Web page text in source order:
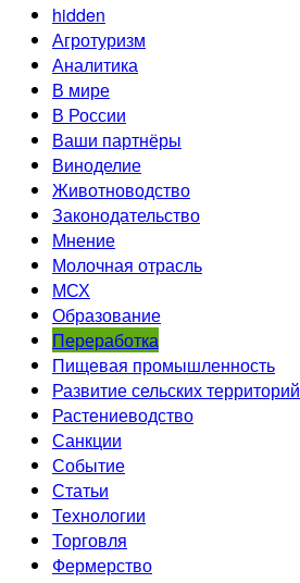
hidden
Агротуризм
Аналитика
В мире
В России
Ваши партнёры
Виноделие
Животноводство
Законодательство
Мнение
Молочная отрасль
МСХ
Образование
Переработка
Пищевая промышленность
Развитие сельских территорий
Растениеводство
Санкции
Событие
Статьи
Технологии
Торговля
Фермерство